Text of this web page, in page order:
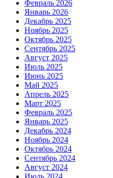
Февраль 2026
Январь 2026
Декабрь 2025
Ноябрь 2025
Октябрь 2025
Сентябрь 2025
Август 2025
Июль 2025
Июнь 2025
Май 2025
Апрель 2025
Март 2025
Февраль 2025
Январь 2025
Декабрь 2024
Ноябрь 2024
Октябрь 2024
Сентябрь 2024
Август 2024
Июль 2024